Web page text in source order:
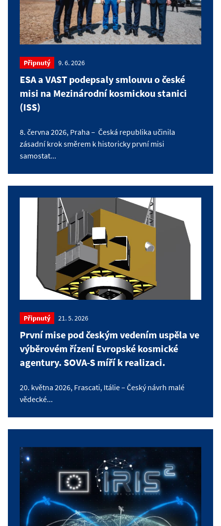
Připnutý 9. 6. 2026
ESA a VAST podepsaly smlouvu o české
misi na Mezinárodní kosmickou stanici
(ISS)
8. června 2026, Praha – Česká republika učinila
zásadní krok směrem k historicky první misi
samostat...
Připnutý 21. 5. 2026
První mise pod českým vedením uspěla ve
výběrovém řízení Evropské kosmické
agentury. SOVA-S míří k realizaci.
20. května 2026, Frascati, Itálie – Český návrh malé
vědecké...